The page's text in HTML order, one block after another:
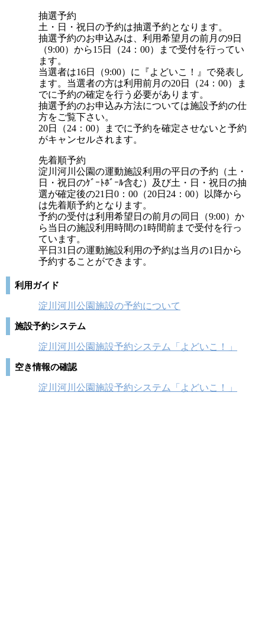
抽選予約
土・日・祝日の予約は抽選予約となります。
抽選予約のお申込みは、利用希望月の前月の9日
（9:00）から15日（24：00）まで受付を行ってい
ます。
当選者は16日（9:00）に『よどいこ！』で発表し
ます。当選者の方は利用前月の20日（24：00）ま
でに予約の確定を行う必要があります。
抽選予約のお申込み方法については施設予約の仕
方をご覧下さい。
20日（24：00）までに予約を確定させないと予約
がキャンセルされます。
先着順予約
淀川河川公園の運動施設利用の平日の予約（土・
日・祝日のｹﾞｰﾄﾎﾞｰﾙ含む）及び土・日・祝日の抽
選が確定後の21日0：00（20日24：00）以降から
は先着順予約となります。
予約の受付は利用希望日の前月の同日（9:00）か
ら当日の施設利用時間の1時間前まで受付を行っ
ています。
平日31日の運動施設利用の予約は当月の1日から
予約することができます。
利用ガイド
淀川河川公園施設の予約について
施設予約システム
淀川河川公園施設予約システム「よどいこ！」
空き情報の確認
淀川河川公園施設予約システム「よどいこ！」